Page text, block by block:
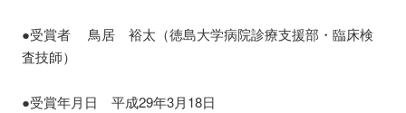
●受賞者 鳥居 裕太（徳島大学病院診療支援部・臨床検
査技師）
●受賞年月日 平成29年3月18日